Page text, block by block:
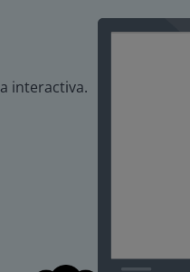
interactiva.